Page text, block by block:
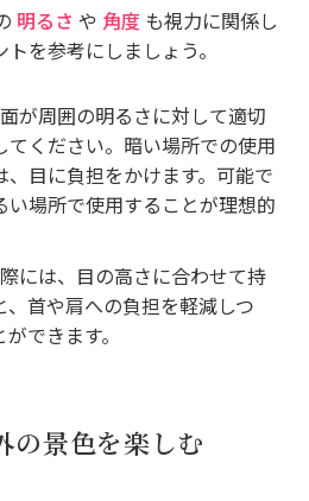
明るさ や 角度 も視力に関係し
を参考にしましょう。
が周囲の明るさに対して適切
てください。暗い場所での使用
目に負担をかけます。可能で
い場所で使用することが理想的
には、目の高さに合わせて持
、首や肩への負担を軽減しつ
できます。
の景色を楽しむ